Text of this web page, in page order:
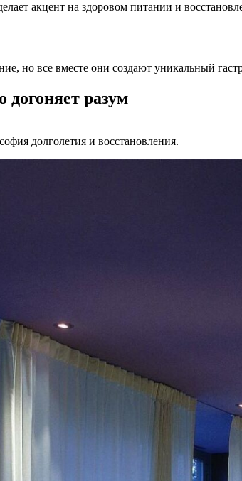
акцент на здоровом питании и
но все вместе они создают уникальный
догоняет разум
долголетия и восстановления.